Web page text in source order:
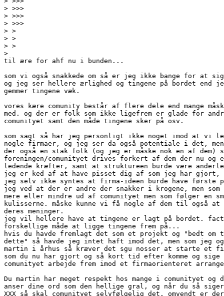
>
>
>
>
>
>
>
til ære for ahf nu i bunden...
som vi også snakkede om så er jeg ikke bange for at
og jeg ser hellere ærlighed og tingene på bordet end
gemmer tingene væk.
vores kære comunity består af flere dele end mange
med. og der er folk som ikke ligefrem er glade for
comunityet samt den måde tingene sker på osv.
som sagt så har jeg personligt ikke noget imod at vi
nogle firmaer, og jeg ser da også potentiale i det, men
der også en stak folk (og jeg er måske nok en af dem)
foreningen/comunityet drives forkert af dem der nu og
ledende kræfter, samt at struktureen burde være
jeg er ked af at have pisset dig af som jeg har gjort,
jeg selv ikke syntes at firma-ideen burde have
jeg ved at der er andre der snakker i krogene, men
mere eller mindre ud af comunityet men som følger en
kulisserne. måske kunne vi få nogle af dem til også at
deres meninger.
jeg vil hellere have at tingene er lagt på bordet.
forskellige måde at ligge tingene frem på...
hvis du havde fremlagt det som et projekt og "bedt
dette" så havde jeg intet haft imod det, men som jeg
martin i århus så kræver det sgu nosser at starte et
som du nu har gjort og så kort tid efter komme og
comunityet arbejde frem imod et firmaorienteret
Du martin har meget respekt hos mange i comunityet
anser dine ord som den hellige gral, og når du så
XXX så skal comunityet selvfølgelig det. omvendt er